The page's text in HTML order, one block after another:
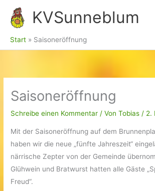
Inhalt
springen
KVSunneblum
Start Saisoneröffnung
Saisoneröffnung
Schreibe einen Kommentar / VonTobias/ 2.
Mit der Saisoneröffnung auf dem
haben wir die neue „fünfte Jahreszeit“
närrische Zepter von der Gemeinde
Glühwein und Bratwurst hatten alle Gäste
Freud“.